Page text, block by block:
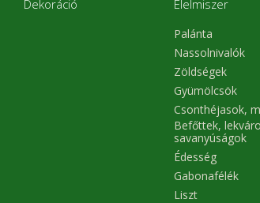
Dekoráció
Élelmiszer
Palánta
Nassolnivalók
Zöldségek
Gyümölcsök
Csonthéjasok,
Befőttek,
savanyúságok
Édesség
Gabonafélék
Liszt